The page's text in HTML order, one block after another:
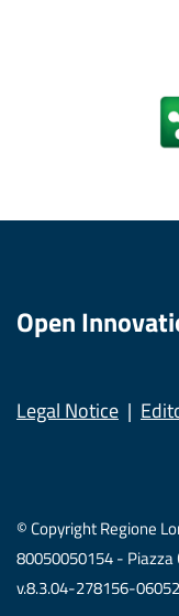
Open
Legal Notice
© Copyright Regione
80050050154 - Piazza
v.8.3.04-278156-